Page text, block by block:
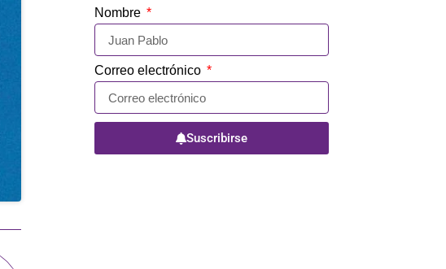
Nombre
Correo electrónico
Suscribirse